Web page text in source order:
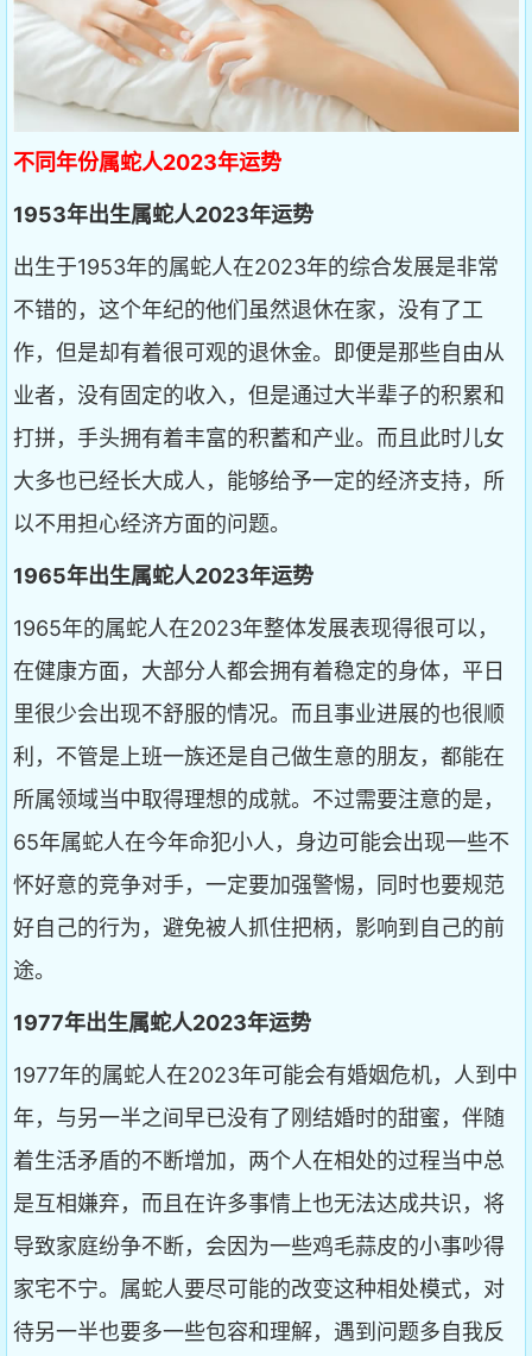
不同年份属蛇人2023年运势
1953年出生属蛇人2023年运势
出生于1953年的属蛇人在2023年的综合发展是非常
不错的，这个年纪的他们虽然退休在家，没有了工
作，但是却有着很可观的退休金。即便是那些自由从
业者，没有固定的收入，但是通过大半辈子的积累和
打拼，手头拥有着丰富的积蓄和产业。而且此时儿女
大多也已经长大成人，能够给予一定的经济支持，所
以不用担心经济方面的问题。
1965年出生属蛇人2023年运势
1965年的属蛇人在2023年整体发展表现得很可以，
在健康方面，大部分人都会拥有着稳定的身体，平日
里很少会出现不舒服的情况。而且事业进展的也很顺
利，不管是上班一族还是自己做生意的朋友，都能在
所属领域当中取得理想的成就。不过需要注意的是，
65年属蛇人在今年命犯小人，身边可能会出现一些不
怀好意的竞争对手，一定要加强警惕，同时也要规范
好自己的行为，避免被人抓住把柄，影响到自己的前
途。
1977年出生属蛇人2023年运势
1977年的属蛇人在2023年可能会有婚姻危机，人到中
年，与另一半之间早已没有了刚结婚时的甜蜜，伴随
着生活矛盾的不断增加，两个人在相处的过程当中总
是互相嫌弃，而且在许多事情上也无法达成共识，将
导致家庭纷争不断，会因为一些鸡毛蒜皮的小事吵得
家宅不宁。属蛇人要尽可能的改变这种相处模式，对
待另一半也要多一些包容和理解，遇到问题多自我反